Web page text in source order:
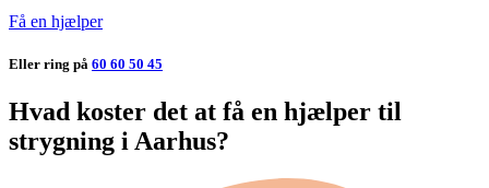
Få en hjælper
Eller ring på 60 60 50 45
Hvad koster det at få en hjælper til
strygning i Aarhus?